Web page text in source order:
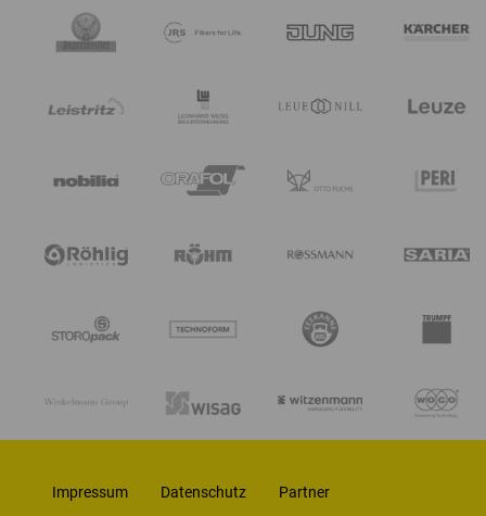
Impressum Datenschutz Partner